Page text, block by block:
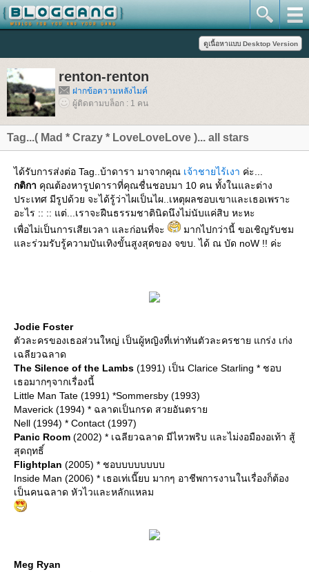
renton-renton
ฝากข้อความหลังไมค์
ผู้ติดตามบล็อก : 1 คน
Tag...( Mad * Crazy * LoveLoveLove )... all stars
ได้รับการส่งต่อ Tag..บ้าดารา มาจากคุณ เจ้าชายไร้เงา ค่ะ...
กติกา คุณต้องหารูปดาราที่คุณชื่นชอบมา 10 คน ทั้งในและต่าง
ประเทศ มีรูปด้วย จะได้รู้ว่าไผเป็นไผ..เหตุผลชอบเขาและเธอเพราะ
อะไร :: :: แต่...เราจะฝืนธรรมชาตินิดนึงไม่นับแค่สิบ หะหะ
เพื่อไม่เป็นการเสียเวลา และก่อนที่จะ
มากไปกว่านี้ ขอเชิญรับชม
ละร่วมรับรู้ความบันเทิงขั้นสูงสุดของ จขบ. ได้ ณ บัด noW !! ค่ะ
Jodie Foster
ตัวละครของเธอส่วนใหญ่ เป็นผู้หญิงที่เท่าทันตัวละครชาย แกร่ง เก่ง
เฉลียวฉลาด
The Silence of the Lambs (1991) เป็น Clarice Starling * ชอบ
เธอมากๆจากเรื่องนี้
Little Man Tate (1991) *Sommersby (1993)
Maverick (1994) * ฉลาดเป็นกรด สวยอันตรา
Nell (1994) * Contact (1997)
Panic Room (2002) * เฉลียวฉลาด มีไหวพริบ และไม่งอมืองอเท้า สู้
สุดฤทธิ์
Flightplan (2005) * ชอบบบบบบบบ
Inside Man (2006) * เธอเท่เนี๊ยบ มากๆ อาชีพการงานในเรื่องก็ต้อง
เป็นคนฉลาด หัวไวและหลักแหลม
Meg Ryan